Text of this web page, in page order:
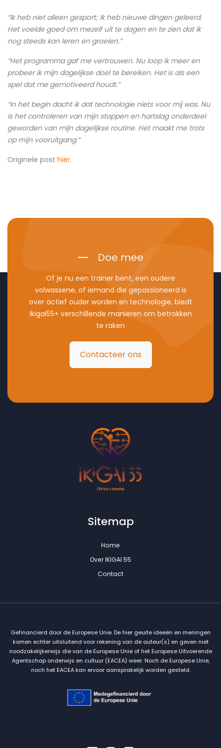
“Ik heb niet alleen gesport; Ik heb nieuwe dingen geleerd.
Het voelde goed om mezelf uit te dagen en te zien dat ik
nog steeds kan leren en groeien.”
“Het programma gaf me vertrouwen. Nu loop ik meer en
probeer ik mijn dagelijkse doel te bereiken. Het is als een
spel dat me gemotiveerd houdt.”
“In het begin dacht ik dat technologie niets voor mij was. Nu
is het controleren van mijn stappen en hartslag onderdeel
geworden van mijn dagelijkse routine. Het maakt me trots
op mijn vooruitgang.”
Originele post hier.
Doe mee
Of je nu een trainer bent, een oudere
volwassene, of iemand die gepassioneerd is
over actief ouder worden en technologie, biedt
Ikigai55+ verschillende manieren om betrokken
te raken
Contacteer ons
Sitemap
Home
Over IKIGAI 55
Contact
Gefinancierd door de Europese Unie. De hier geuite ideeën en meningen
komen echter uitsluitend voor rekening van de auteur(s) en geven niet
noodzakelijkerwijs die van de Europese Unie of het Europese Uitvoerende
Agentschap onderwijs en cultuur (EACEA) weer. Noch de Europese Unie,
noch het EACEA kan ervoor aansprakelijk worden gesteld.